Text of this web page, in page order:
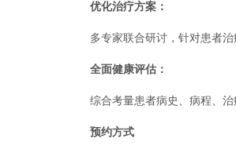
优化治疗方案：
多专家联合研讨，针对患者治
全面健康评估：
综合考量患者病史、病程、治
预约方式